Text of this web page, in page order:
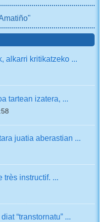
alkarri kritikatzeko ...
tartean izatera, ...
juatia aberastian ...
très instructif. ...
“transtornatu” ...